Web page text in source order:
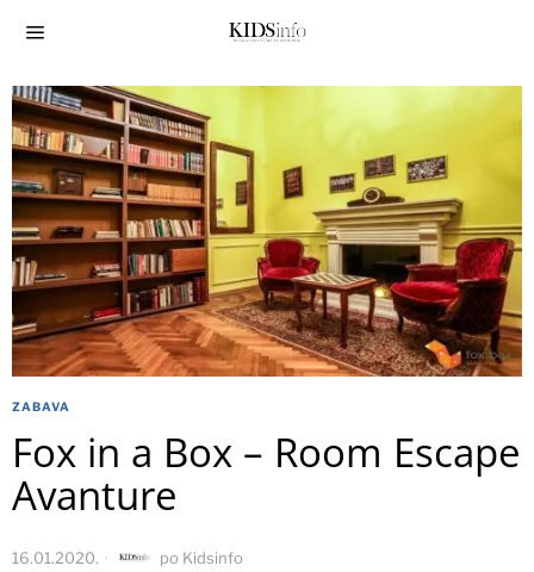
ZABAVA
Fox in a Box – Room Escape
Avanture
16.01.2020. po Kidsinfo